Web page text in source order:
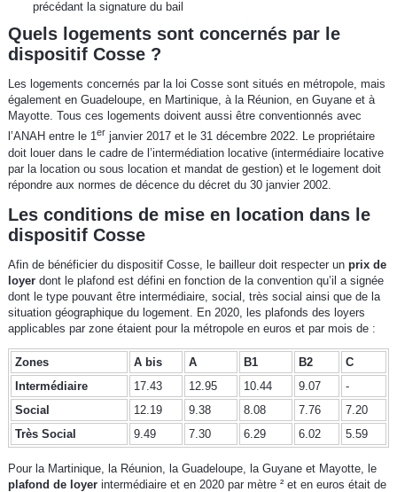
précédant la signature du bail
Quels logements sont concernés par le
dispositif Cosse ?
Les logements concernés par la loi Cosse sont situés en métropole, mais
également en Guadeloupe, en Martinique, à la Réunion, en Guyane et à
Mayotte. Tous ces logements doivent aussi être conventionnés avec
l’ANAH entre le 1er janvier 2017 et le 31 décembre 2022. Le propriétaire
doit louer dans le cadre de l’intermédiation locative (intermédiaire locative
par la location ou sous location et mandat de gestion) et le logement doit
répondre aux normes de décence du décret du 30 janvier 2002.
Les conditions de mise en location dans le
dispositif Cosse
Afin de bénéficier du dispositif Cosse, le bailleur doit respecter un prix de
loyerdont le plafond est défini en fonction de la convention qu’il a signée
dont le type pouvant être intermédiaire, social, très social ainsi que de la
situation géographique du logement. En 2020, les plafonds des loyers
applicables par zone étaient pour la métropole en euros et par mois de :
Zones A bis A B1 B2
C
Intermédiaire
17.43 12.95 10.44 9.07
-
Social
12.19 9.38 8.08 7.76
7.20
Très Social
9.49 7.30 6.29 6.02 5.59
Pour la Martinique, la Réunion, la Guadeloupe, la Guyane et Mayotte, le
plafond de loyerintermédiaire et en 2020 par mètre ² et en euros était de